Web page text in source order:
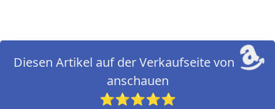
Diesen Artikel auf der Verkaufseite von
anschauen
⭐⭐⭐⭐⭐